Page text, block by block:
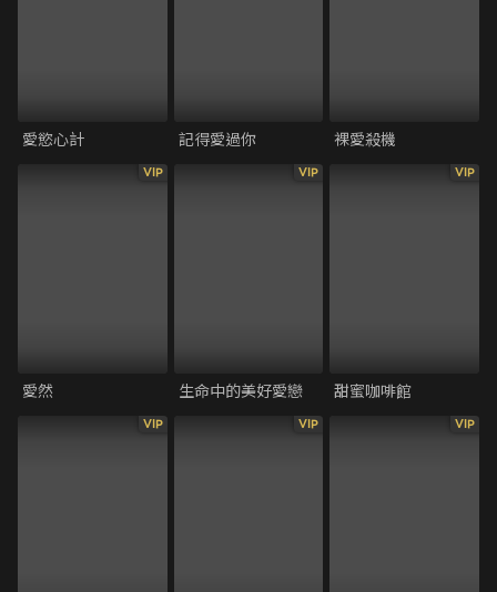
愛慾心計 記得愛過你 裸愛殺機
VIP
愛然
VIP
生命中的美好愛戀
VIP
甜蜜咖啡館
VIP VIP VIP